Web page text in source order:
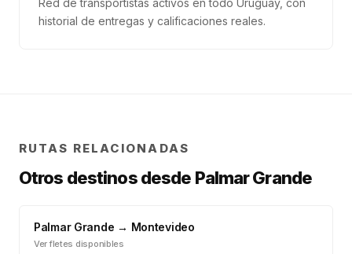
Red de transportistas activos en todo Uruguay, con
historial de entregas y calificaciones reales.
RUTAS RELACIONADAS
Otros destinos desde Palmar Grande
Palmar Grande → Montevideo
Ver fletes disponibles